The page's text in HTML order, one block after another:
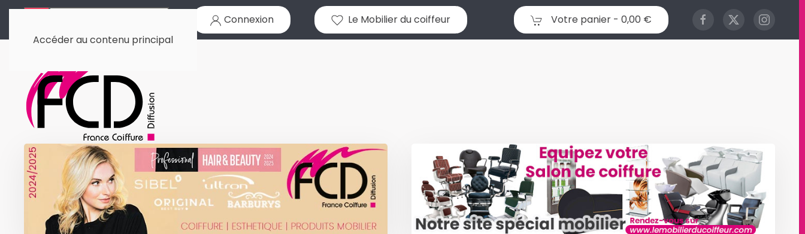
Accéder au contenu principal
Connexion Le Mobilier du coiffeur Votre panier - 0,00 €